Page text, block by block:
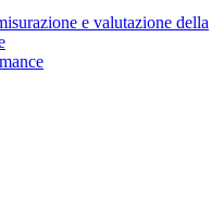
e valutazione della